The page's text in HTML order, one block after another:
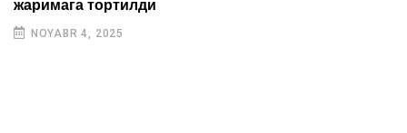
жаримага тортилди
NOYABR 4, 2025